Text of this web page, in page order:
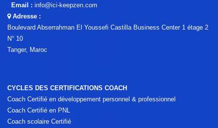
Email : info@ici-keepzen.com
Adresse :
Boulevard Abserrahman El Youssefi Castilla Business Center 1 étage 2
N° 10
Tanger, Maroc
CYCLES DES CERTIFICATIONS COACH
Coach Certifié en développement personnel & professionnel
Coach Certifié en PNL
Coach scolaire Certifié